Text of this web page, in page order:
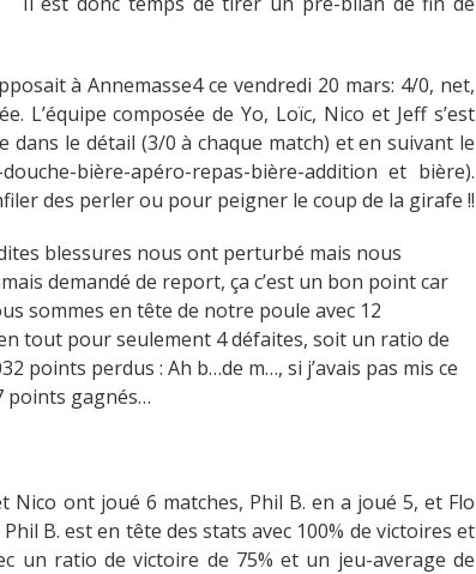
à Annemasse4 ce vendredi 20 mars: 4/0, net,
L’équipe composée de Yo, Loïc, Nico et Jeff s’est
le détail (3/0 à chaque match) et en suivant le
bière-apéro-repas-bière-addition et bière).
des perler ou pour peigner le coup de la girafe !!
blessures nous ont perturbé mais nous
demandé de report, ça c’est un bon point car
sommes en tête de notre poule avec 12
tout pour seulement 4 défaites, soit un ratio de
points perdus : Ah b…de m…, si j’avais pas mis ce
points gagnés…
Nico ont joué 6 matches, Phil B. en a joué 5, et Flo
B. est en tête des stats avec 100% de victoires et
un ratio de victoire de 75% et un jeu-average de